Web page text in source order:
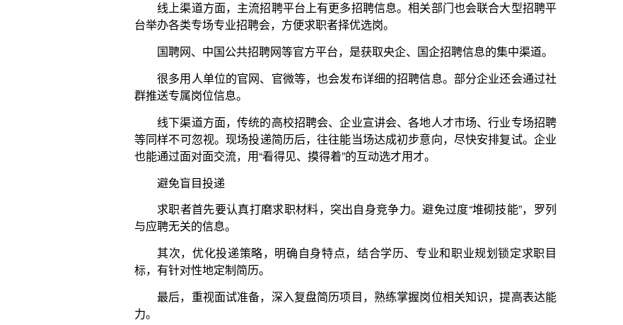
等同样不可忽视。现场投递简历后，往往能当场达成初步意向，尽快安排复试。企业
也能通过面对面交流，用“看得见、摸得着”的互动选才用才。
求职者首先要认真打磨求职材料，突出自身竞争力。避免过度“堆砌技能”，罗列
与应聘无关的信息。
标，有针对性地定制简历。
最后，重视面试准备，深入复盘简历项目，熟练掌握岗位相关知识，提高表达能
求职者需注意，遇到以押金、服装费、培训费等名义提前收费的，要一律拒绝。
正规单位不会收取任何求职费用。同时，保护好个人信息，不随意透露银行卡密码、
验证码等敏感信息，提交的证件复印件需注明“仅用于求职”等。
警惕“高薪刷单”“付费内推”“套路贷”等常见陷阱，入职前务必核实企业资质，及时
签订劳动合同，明确薪资、社保等条款。劳动者权益受到侵犯时，可拨打12333投
求职者既要避免“万事俱备再投简历”的拖延，也要摒弃“非大企业不去”的执念。要